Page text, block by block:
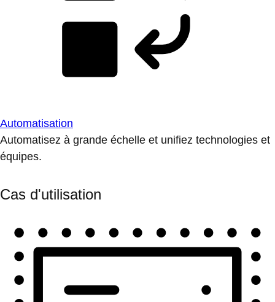
Automatisation
Automatisez à grande échelle et unifiez technologies et
équipes.
Cas d'utilisation